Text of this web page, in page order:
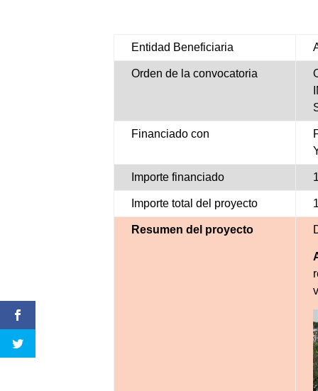
Entidad Beneficiaria
Orden de la convocatoria
Financiado con
Importe financiado
Importe total del proyecto
Resumen del proyecto